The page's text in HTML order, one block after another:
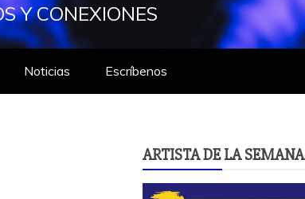
Y CONEXIONES
Noticias Escríbenos
ARTISTA DE LA SEMANA